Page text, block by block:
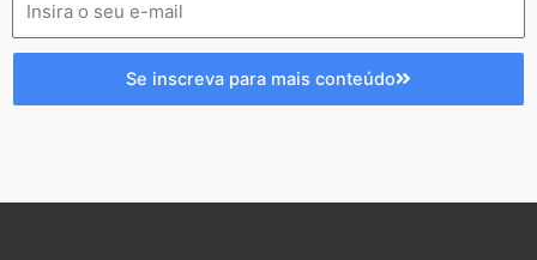
Se inscreva para mais conteúdo